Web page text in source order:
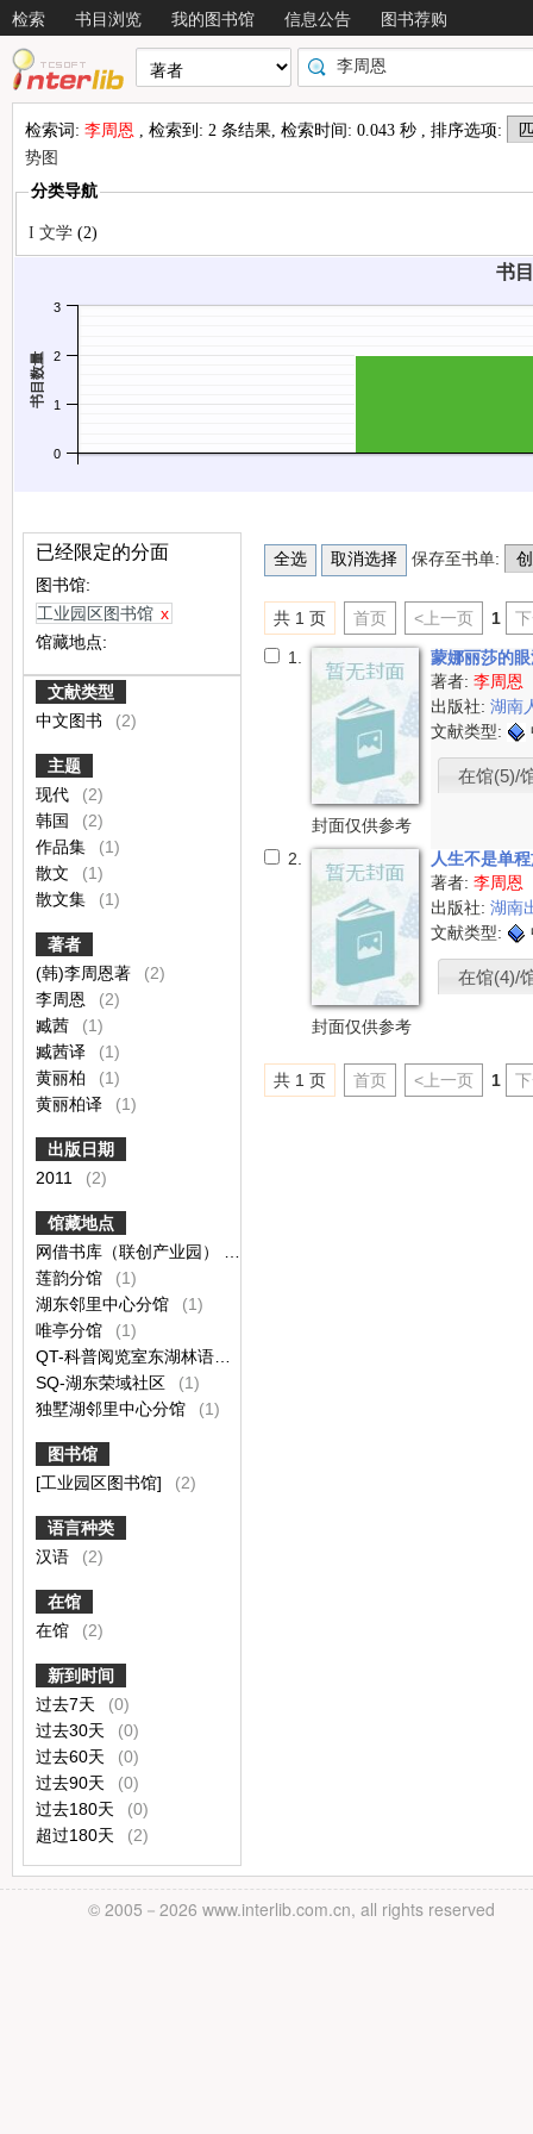
检索 书目浏览 我的图书馆 信息公告 图书荐购
检索词: 李周恩 , 检索到: 2 条结果, 检索时间: 0.043 秒 , 排序选项:
势图
分类导航
I 文学(2)
书目数量
书
0
1
2
3
已经限定的分面
图书馆:
工业园区图书馆 x
馆藏地点:
文献类型
中文图书
(2)
主题
现代
(2)
韩国
(2)
作品集
(1)
散文
(1)
散文集
(1)
著者
(韩)李周恩著
(2)
李周恩
(2)
臧茜
(1)
臧茜译
(1)
黄丽柏
(1)
黄丽柏译
(1)
出版日期
2011
(2)
馆藏地点
莲韵分馆
(1)
湖东邻里中心分馆
(1)
唯亭分馆
(1)
QT-科普阅览室东湖林语社区
SQ-湖东荣域社区
(1)
独墅湖邻里中心分馆
(1)
图书馆
[工业园区图书馆]
(2)
语言种类
汉语
(2)
在馆
在馆
(2)
新到时间
过去7天
(0)
过去30天
(0)
过去60天
(0)
过去90天
(0)
过去180天
(0)
超过180天
(2)
保存至书单:
共 1 页 首页 <上一页 1
1.
封面仅供参考
蒙娜丽莎的
著者:李周恩
出版社:湖南
文献类型:
在馆(5)/
2.
封面仅供参考
人生不是单
著者:李周恩
出版社:湖南
文献类型:
在馆(4)/
共 1 页 首页 <上一页 1
© 2005－ 2026 www.interlib.com.cn, all rights reserved